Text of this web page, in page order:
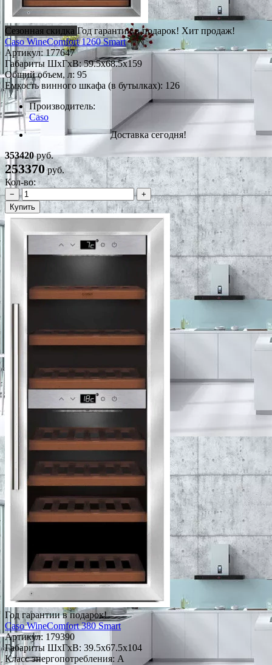
Сезонная скидка Год гарантии в подарок! Хит продаж!
Caso WineComfort 1260 Smart
Артикул: 177647
Габариты ШxГxВ: 59.5x68.5x159
Общий объем, л: 95
Емкость винного шкафа (в бутылках): 126
Производитель:
Caso
Доставка сегодня!
353420руб.
253370руб.
Кол-во:
−
+
Купить
Год гарантии в подарок!
Caso WineComfort 380 Smart
Артикул: 179390
Габариты ШxГxВ: 39.5x67.5x104
Класс энергопотребления: A